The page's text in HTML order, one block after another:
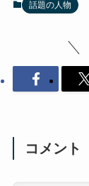
話題の人物
コメント